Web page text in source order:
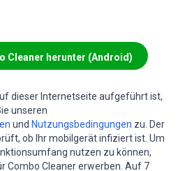
Cleaner herunter (Android)
dieser Internetseite aufgeführt ist,
unseren
und Nutzungsbedingungen zu. Der
ob Ihr mobilgerät infiziert ist. Um
nutzen zu können,
Combo Cleaner erwerben. Auf 7